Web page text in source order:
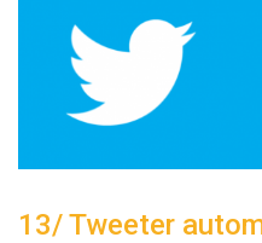
13/ Tweeter